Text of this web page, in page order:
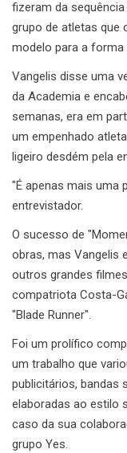
fizeram da
grupo de atletas que
modelo para a
Vangelis disse uma
da Academia e
semanas, era em
um empenhado
ligeiro desdém pela
"É apenas mais uma
entrevistador.
O sucesso de
obras, mas Vangelis
outros grandes
compatriota Costa-
"Blade Runner".
Foi um prolífico
um trabalho que
publicitários, bandas
elaboradas ao estilo
caso da sua
grupo Yes.